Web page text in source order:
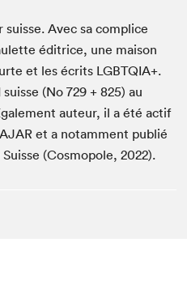
Avec sa com­plice
éditrice, une mai­son
et les écrits LGBTQIA+.
(No729 +825) au
auteur, il a été act­if
AJAR et a notam­ment pub­lié
(Cos­mo­pole,2022).